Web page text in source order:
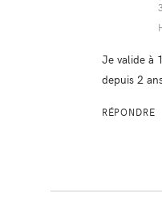
Je valide à
depuis 2
RÉPONDRE